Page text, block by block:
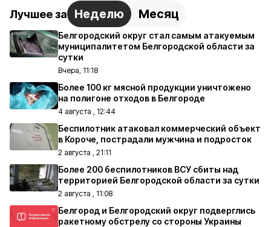
Лучшее за Неделю Месяц
Белгородский округ стал самым атакуемым
муниципалитетом Белгородской области за
сутки
Вчера, 11:18
Более 100 кг мясной продукции уничтожено
на полигоне отходов в Белгороде
4 августа , 12:44
Беспилотник атаковал коммерческий объект
в Короче, пострадали мужчина и подросток
2 августа , 21:11
Более 200 беспилотников ВСУ сбиты над
территорией Белгородской области за сутки
2 августа , 11:08
Белгород и Белгородский округ подверглись
ракетному обстрелу со стороны Украины